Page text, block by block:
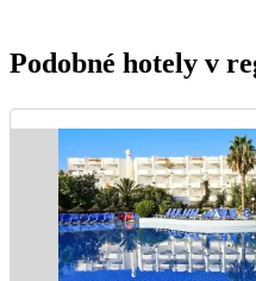
Podobné hotely v